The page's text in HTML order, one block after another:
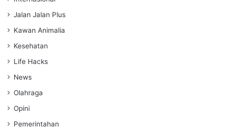
Jalan Jalan Plus
Kawan Animalia
Kesehatan
Life Hacks
News
Olahraga
Opini
Pemerintahan